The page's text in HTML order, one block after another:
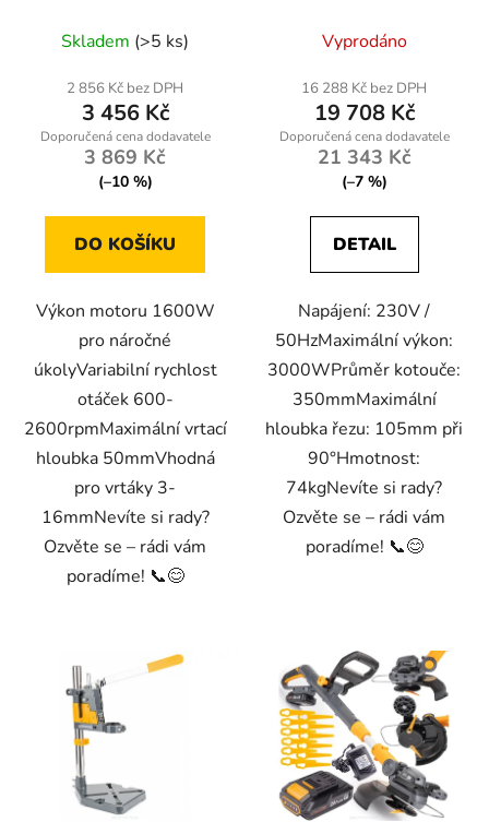
Skladem (>5 ks)
2 856 Kč bez DPH
3 456 Kč
3 869 Kč
(–10 %)
DO KOŠÍKU
Výkon motoru 1600W
pro náročné
úkolyVariabilní rychlost
otáček 600-
2600rpmMaximální vrtací
hloubka 50mmVhodná
pro vrtáky 3-
16mmNevíte si rady?
Ozvěte se – rádi vám
poradíme! 📞😊
3000M
Vyprodáno
16 288 Kč bez DPH
19 708 Kč
21 343 Kč
(–7 %)
DETAIL
Napájení: 230V /
50HzMaximální výkon:
3000WPrůměr kotouče:
350mmMaximální
hloubka řezu: 105mm při
90°Hmotnost:
74kgNevíte si rady?
Ozvěte se – rádi vám
poradíme! 📞😊